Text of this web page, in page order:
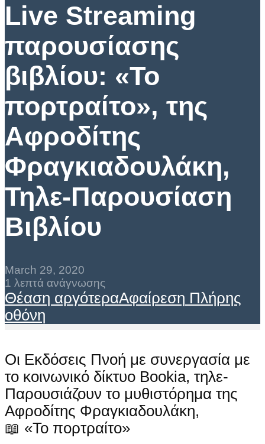
Live Streaming
παρουσίασης
βιβλίου: «Το
πορτραίτο», της
Αφροδίτης
Φραγκιαδουλάκη,
Τηλε-Παρουσίαση
Βιβλίου
March 29, 2020
1 λεπτά ανάγνωσης
Θέαση αργότεραΑφαίρεση Πλήρης
οθόνη
Οι Εκδόσεις Πνοή με συνεργασία με
το κοινωνικό δίκτυο Bookia, τηλε-
Παρουσιάζουν το μυθιστόρημα της
Αφροδίτης Φραγκιαδουλάκη,
📖 «Το πορτραίτο»